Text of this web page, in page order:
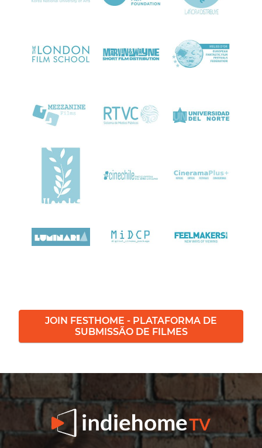
JOIN FESTHOME - PLATAFORMA DE
SUBMISSÃO DE FILMES